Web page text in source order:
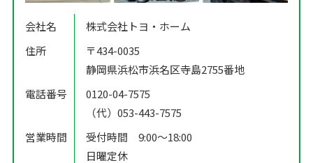
会社名
株式会社トヨ・ホーム
住所
〒434-0035
静岡県浜松市浜名区寺島2755番地
電話番号
0120-04-7575
（代）053-443-7575
営業時間
受付時間 9:00〜18:00
日曜定休